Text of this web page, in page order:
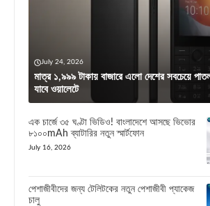
July 24, 2026
মাত্র ১,৯৯৯ টাকায় বাজারে এলো দেশের সবচেয়ে
যাবে ওয়ালেটে
এক চার্জে ৩৫ ঘণ্টা ভিডিও! বাংলাদেশে আসছে ভিভোর
৮১০০mAh ব্যাটারির নতুন স্মার্টফোন
July 16, 2026
পেশাজীবীদের জন্য টেলিটকের নতুন পেশাজীবী প্যাকেজ
চালু